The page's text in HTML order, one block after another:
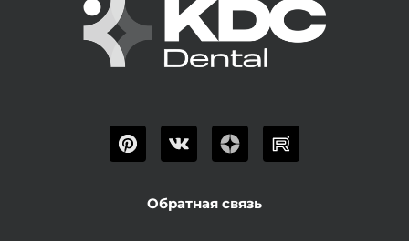
Обратная связь